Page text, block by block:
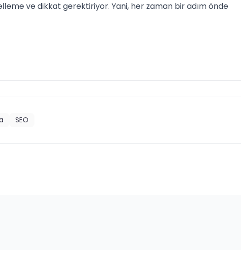
ve dikkat gerektiriyor. Yani, her zaman bir adım önde
SEO